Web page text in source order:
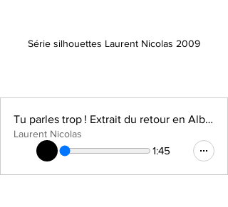
Série silhouettes Laurent Nicolas 2009
Tu parles trop ! Extrait du retour en Alberta
Laurent Nicolas
1:45